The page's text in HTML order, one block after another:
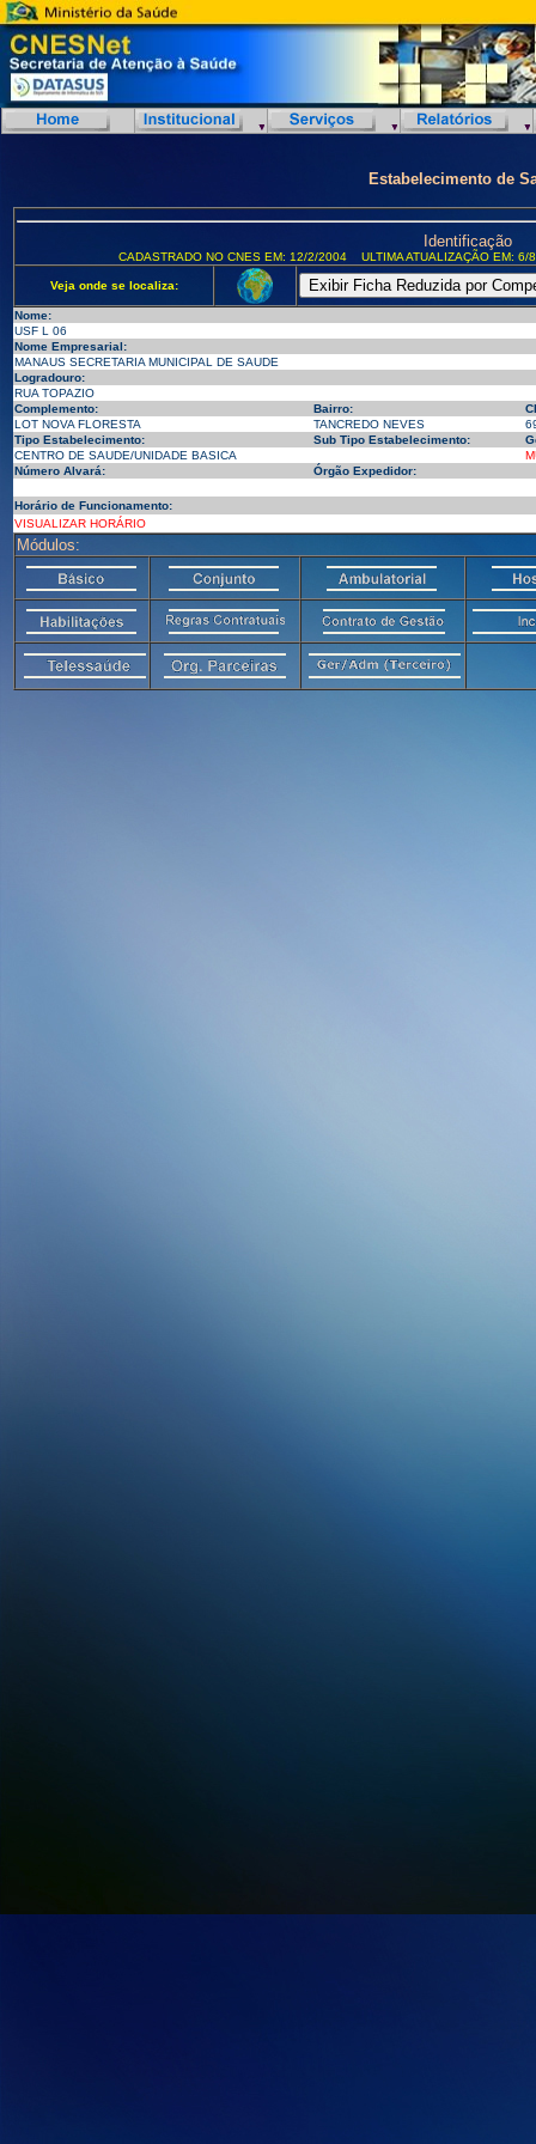
Estabelecimento de
Identificação
CADASTRADO NO CNES EM: 12/2/2004 ULTIMA ATUALIZAÇÃO EM:
Veja onde se localiza:
Nome:
USF L 06
Nome Empresarial:
MANAUS SECRETARIA MUNICIPAL DE SAUDE
Logradouro:
RUA TOPAZIO
Complemento:
Bairro:
LOT NOVA FLORESTA
TANCREDO NEVES
Tipo Estabelecimento:
Sub Tipo Estabelecimento:
CENTRO DE SAUDE/UNIDADE BASICA
Número Alvará:
Órgão Expedidor:
Horário de Funcionamento:
VISUALIZAR HORÁRIO
Módulos: